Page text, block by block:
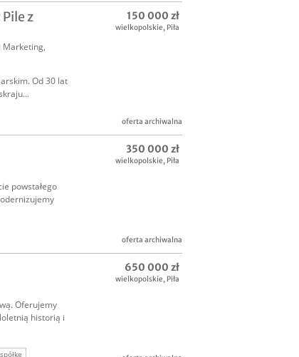
z
Marketing,
Od 30 lat
150 000 zł
wielkopolskie, Piła
oferta archiwalna
powstałego
350 000 zł
wielkopolskie, Piła
oferta archiwalna
Oferujemy
historią i
650 000 zł
wielkopolskie, Piła